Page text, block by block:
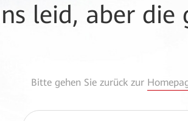
leid, aber die
Bitte gehen Sie zurück zur